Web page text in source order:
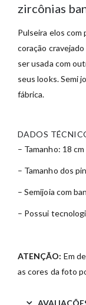
zircônias
Pulseira elos
coração
ser usada com
seus looks. Semi
fábrica.
DADOS
– Tamanho: 18
– Tamanho dos
– Semijoia com
– Possui
ATENÇÃO: Em
as cores da foto